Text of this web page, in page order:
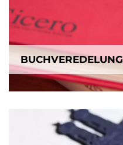
BUCHVEREDELUNG